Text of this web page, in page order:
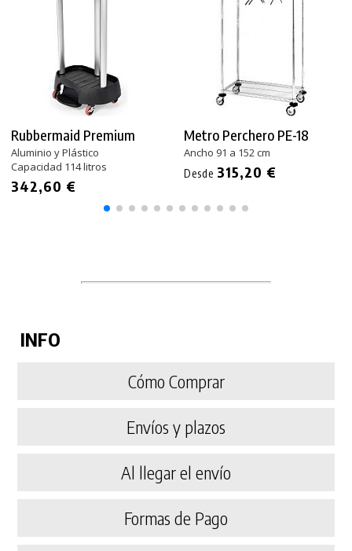
Rubbermaid Premium
Aluminio y Plástico
Capacidad 114 litros
342,60 €
Metro Perchero PE-18
Ancho 91 a 152 cm
Desde 315,20 €
INFO
Cómo Comprar
Envíos y plazos
Al llegar el envío
Formas de Pago